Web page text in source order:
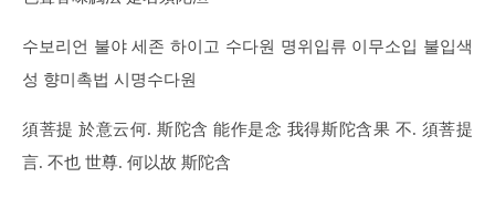
수보리언 불야 세존 하이고 수다원 명위입류 이무소입 불입색
성 향미촉법 시명수다원
須菩提 於意云何. 斯陀含 能作是念 我得斯陀含果 不. 須菩提
言. 不也 世尊. 何以故 斯陀含